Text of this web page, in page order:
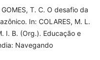
T. C. O desafio da
In: COLARES, M. L.
I. B. (Org.). Educação e
Navegando